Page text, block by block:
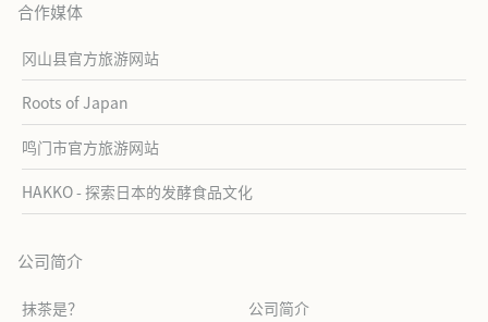
合作媒体
冈山县官方旅游网站
Roots of Japan
鸣门市官方旅游网站
HAKKO - 探索日本的发酵食品文化
公司简介
抹茶是？ 公司简介